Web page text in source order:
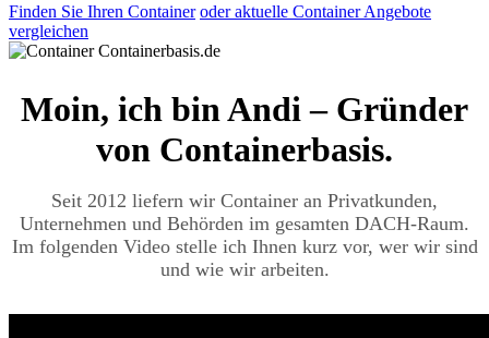
Finden Sie Ihren Container oder aktuelle Container Angebote
vergleichen
Moin, ich bin Andi – Gründer
von Containerbasis.
Seit 2012 liefern wir Container an Privatkunden,
Unternehmen und Behörden im gesamten DACH-Raum.
Im folgenden Video stelle ich Ihnen kurz vor, wer wir sind
und wie wir arbeiten.